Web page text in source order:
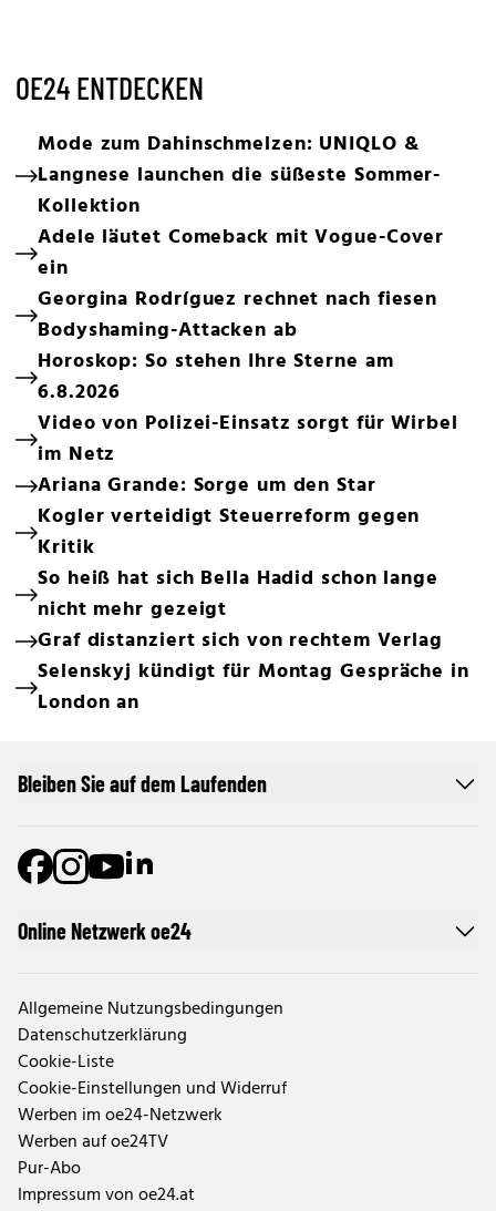
OE24 ENTDECKEN
Mode zum Dahinschmelzen: UNIQLO &
Langnese launchen die süßeste Sommer-
Kollektion
Adele läutet Comeback mit Vogue-Cover
ein
Georgina Rodríguez rechnet nach fiesen
Bodyshaming-Attacken ab
Horoskop: So stehen Ihre Sterne am
6.8.2026
Video von Polizei-Einsatz sorgt für Wirbel
im Netz
Ariana Grande: Sorge um den Star
Kogler verteidigt Steuerreform gegen
Kritik
So heiß hat sich Bella Hadid schon lange
nicht mehr gezeigt
Graf distanziert sich von rechtem Verlag
Selenskyj kündigt für Montag Gespräche in
London an
Online Netzwerk oe24
Allgemeine Nutzungsbedingungen
Datenschutzerklärung
Cookie-Liste
Cookie-Einstellungen und Widerruf
Werben im oe24-Netzwerk
Werben auf oe24TV
Pur-Abo
Impressum von oe24.at
Bleiben Sie auf dem Laufenden